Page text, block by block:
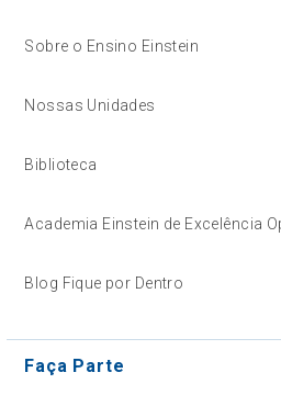
Sobre o Ensino Einstein
Nossas Unidades
Biblioteca
Academia Einstein de Excelência
Blog Fique por Dentro
Faça Parte